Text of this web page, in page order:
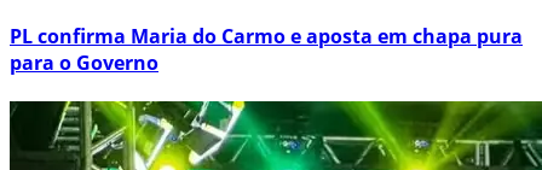
PL confirma Maria do Carmo e aposta em chapa pura
para o Governo